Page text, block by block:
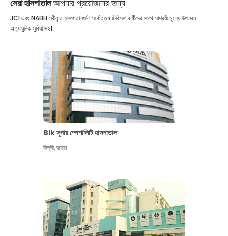
সেরা হাসপাতালআপনার প্রয়োজনের জন্য
JCI এবং NABH স্বীকৃত হাসপাতালগুলি সর্বোত্তম চিকিৎসা কর্মীদের সাথে সাশ্রয়ী মূল্যে উপলব্ধ
অত্যাধুনিক সুবিধা সহ।
Blk সুপার স্পেশালিটি হাসপাতাল
দিল্লী,ভারত